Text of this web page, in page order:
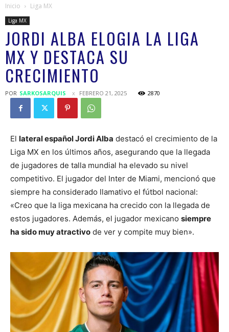
Inicio Liga MX
Liga MX
JORDI ALBA ELOGIA LA LIGA
MX Y DESTACA SU
CRECIMIENTO
POR SARKOSARQUIS FEBRERO 21, 2025 2870
El lateral español Jordi Alba destacó el crecimiento de la
Liga MX en los últimos años, asegurando que la llegada
de jugadores de talla mundial ha elevado su nivel
competitivo. El jugador del Inter de Miami, mencionó que
siempre ha considerado llamativo el fútbol nacional:
«Creo que la liga mexicana ha crecido con la llegada de
estos jugadores. Además, el jugador mexicano siempre
ha sido muy atractivo de ver y compite muy bien».